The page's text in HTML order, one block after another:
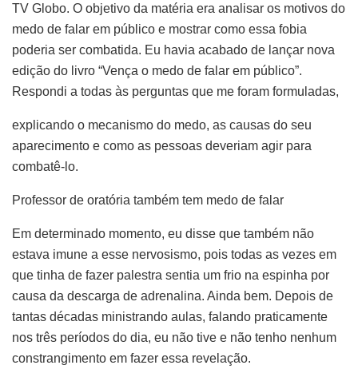
TV Globo. O objetivo da matéria era analisar os motivos do
medo de falar em público e mostrar como essa fobia
poderia ser combatida. Eu havia acabado de lançar nova
edição do livro “Vença o medo de falar em público”.
Respondi a todas às perguntas que me foram formuladas,
explicando o mecanismo do medo, as causas do seu
aparecimento e como as pessoas deveriam agir para
combatê-lo.
Professor de oratória também tem medo de falar
Em determinado momento, eu disse que também não
estava imune a esse nervosismo, pois todas as vezes em
que tinha de fazer palestra sentia um frio na espinha por
causa da descarga de adrenalina. Ainda bem. Depois de
tantas décadas ministrando aulas, falando praticamente
nos três períodos do dia, eu não tive e não tenho nenhum
constrangimento em fazer essa revelação.